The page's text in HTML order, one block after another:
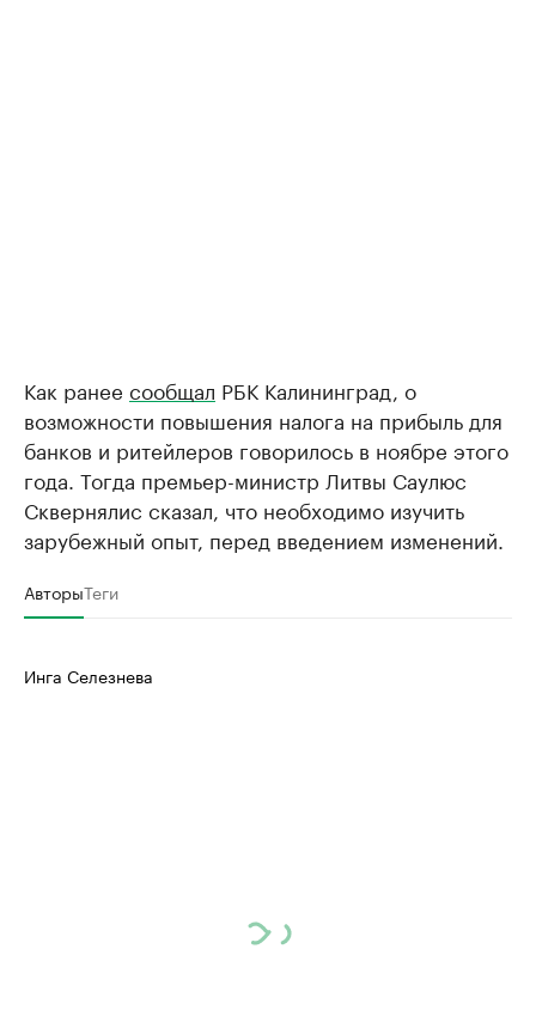
Как ранее сообщал РБК Калининград, о
возможности повышения налога на прибыль для
банков и ритейлеров говорилось в ноябре этого
года. Тогда премьер-министр Литвы Саулюс
Сквернялис сказал, что необходимо изучить
зарубежный опыт, перед введением изменений.
АвторыТеги
Инга Селезнева